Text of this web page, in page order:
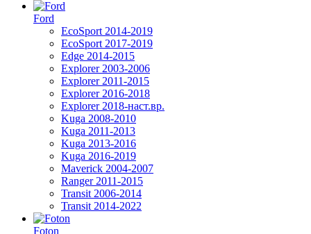
Ford
EcoSport 2014-2019
EcoSport 2017-2019
Edge 2014-2015
Explorer 2003-2006
Explorer 2011-2015
Explorer 2016-2018
Explorer 2018-наст.вр.
Kuga 2008-2010
Kuga 2011-2013
Kuga 2013-2016
Kuga 2016-2019
Maverick 2004-2007
Ranger 2011-2015
Transit 2006-2014
Transit 2014-2022
Foton